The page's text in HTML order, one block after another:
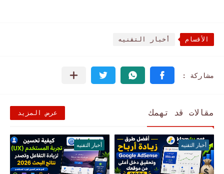
الأقسام أخبار التقنيه
مقالات قد تهمك عرض المزيد
أخبار التقنيه أخبار التقنيه